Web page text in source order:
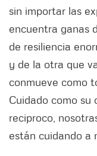
sin importar las
encuentra ganas
de resiliencia
y de la otra que
conmueve como
Cuidado como su
reciproco,
están cuidando a